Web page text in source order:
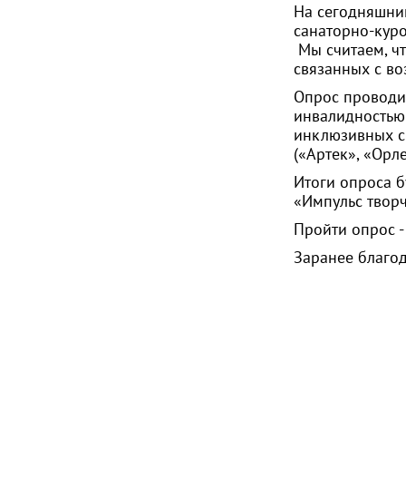
На
санаторно-
Мы считаем,
связанных с
Опрос
инклюзивных
(«Артек»,
Итоги опроса
«Импульс
Пройти опрос
Заранее